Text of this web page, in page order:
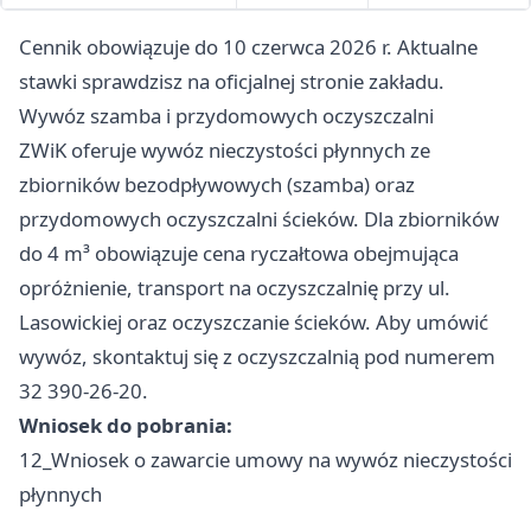
Cennik obowiązuje do 10 czerwca 2026 r. Aktualne
stawki sprawdzisz na oficjalnej stronie zakładu.
Wywóz szamba i przydomowych oczyszczalni
ZWiK oferuje wywóz nieczystości płynnych ze
zbiorników bezodpływowych (szamba) oraz
przydomowych oczyszczalni ścieków. Dla zbiorników
do 4 m³ obowiązuje cena ryczałtowa obejmująca
opróżnienie, transport na oczyszczalnię przy ul.
Lasowickiej oraz oczyszczanie ścieków. Aby umówić
wywóz, skontaktuj się z oczyszczalnią pod numerem
32 390-26-20.
Wniosek do pobrania:
12_Wniosek o zawarcie umowy na wywóz nieczystości
płynnych